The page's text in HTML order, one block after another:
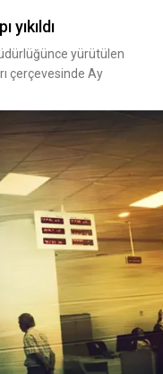
yıkıldı
yürütülen
çerçevesinde Ay